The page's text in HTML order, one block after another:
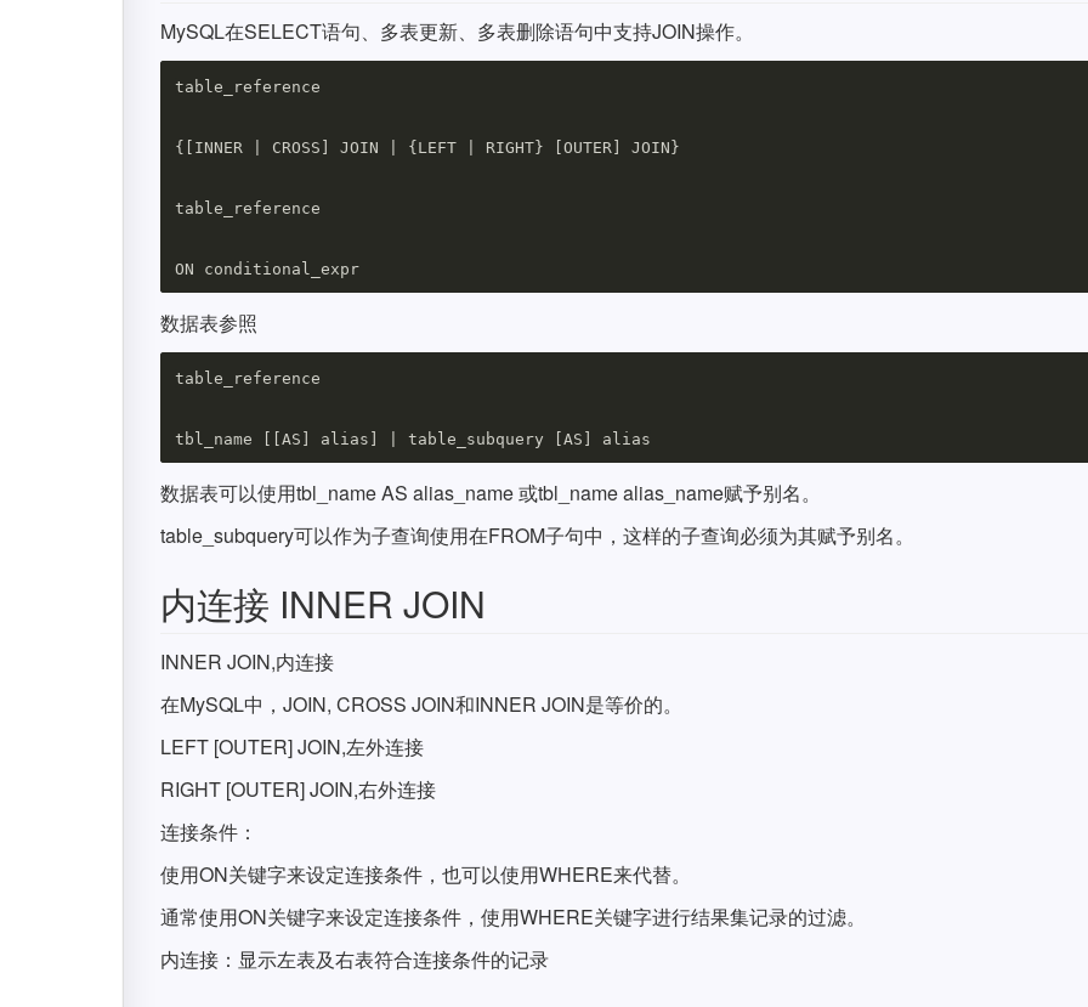
MySQL在SELECT语句、多表更新、多表删除语句中支持JOIN操作。
table_reference
{[INNER | CROSS] JOIN | {LEFT | RIGHT} [OUTER] JOIN}
table_reference
数据表参照
table_reference
数据表可以使用tbl_name AS alias_name 或tbl_name alias_name赋予别名。
table_subquery可以作为子查询使用在FROM子句中，这样的子查询必须为其赋予别名。
内连接 INNER JOIN
INNER JOIN,内连接
在MySQL中，JOIN, CROSS JOIN和INNER JOIN是等价的。
LEFT [OUTER] JOIN,左外连接
RIGHT [OUTER] JOIN,右外连接
连接条件：
使用ON关键字来设定连接条件，也可以使用WHERE来代替。
通常使用ON关键字来设定连接条件，使用WHERE关键字进行结果集记录的过滤。
内连接：显示左表及右表符合连接条件的记录